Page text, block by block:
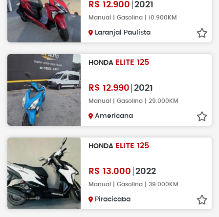
R$ 12.900 2021
Manual | Gasolina | 10.900KM
Laranjal Paulista
HONDA ELITE 125
R$ 12.990 2021
Manual | Gasolina | 29.000KM
Americana
HONDA ELITE 125
R$ 13.000 2022
Manual | Gasolina | 39.000KM
Piracicaba